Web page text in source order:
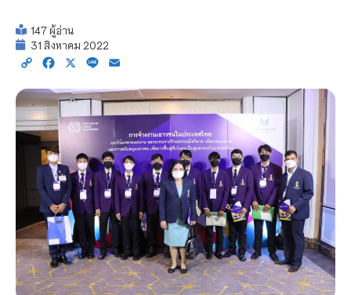
147 ผู้อ่าน
31 สิงหาคม 2022
Copy Facebook
X Line